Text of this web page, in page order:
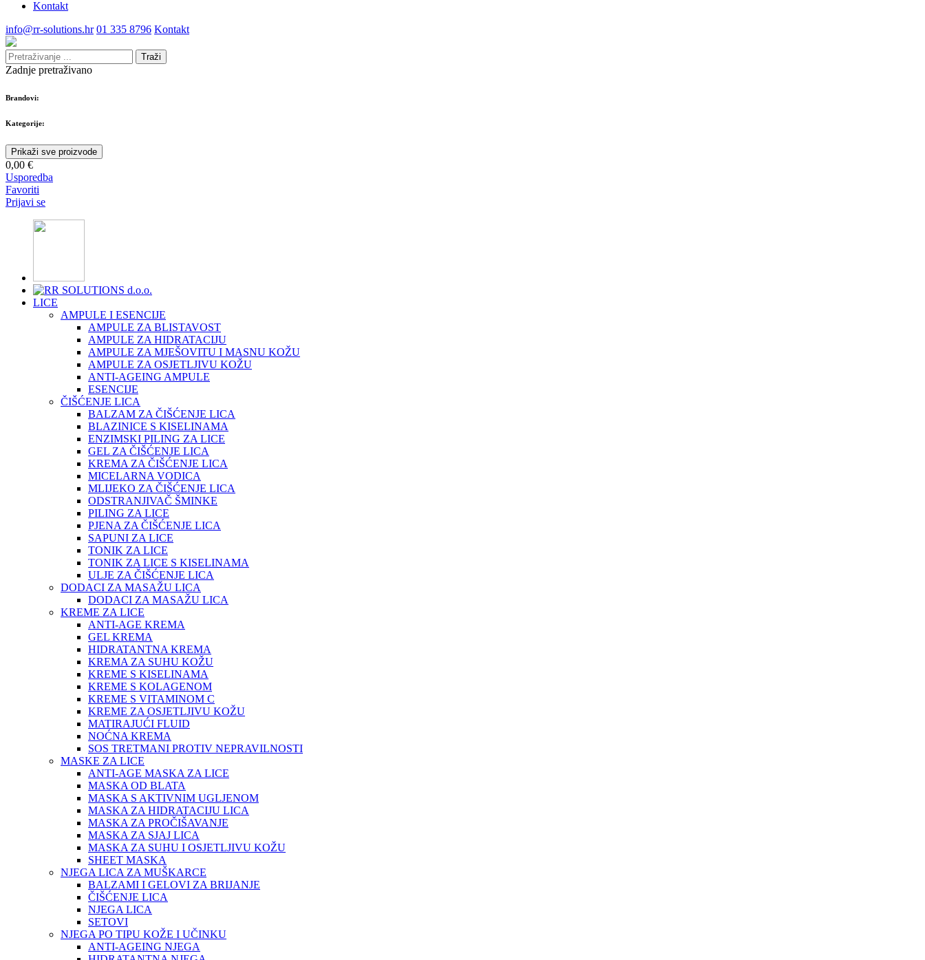
Kontakt
info@rr-solutions.hr 01 335 8796 Kontakt
Traži
Zadnje pretraživano
Brandovi:
Kategorije:
Prikaži sve proizvode
0,00 €
Usporedba
Favoriti
Prijavi se
LICE
AMPULE I ESENCIJE
AMPULE ZA BLISTAVOST
AMPULE ZA HIDRATACIJU
AMPULE ZA MJEŠOVITU I MASNU KOŽU
AMPULE ZA OSJETLJIVU KOŽU
ANTI-AGEING AMPULE
ESENCIJE
ČIŠĆENJE LICA
BALZAM ZA ČIŠĆENJE LICA
BLAZINICE S KISELINAMA
ENZIMSKI PILING ZA LICE
GEL ZA ČIŠĆENJE LICA
KREMA ZA ČIŠĆENJE LICA
MICELARNA VODICA
MLIJEKO ZA ČIŠĆENJE LICA
ODSTRANJIVAČ ŠMINKE
PILING ZA LICE
PJENA ZA ČIŠĆENJE LICA
SAPUNI ZA LICE
TONIK ZA LICE
TONIK ZA LICE S KISELINAMA
ULJE ZA ČIŠĆENJE LICA
DODACI ZA MASAŽU LICA
DODACI ZA MASAŽU LICA
KREME ZA LICE
ANTI-AGE KREMA
GEL KREMA
HIDRATANTNA KREMA
KREMA ZA SUHU KOŽU
KREME S KISELINAMA
KREME S KOLAGENOM
KREME S VITAMINOM C
KREME ZA OSJETLJIVU KOŽU
MATIRAJUĆI FLUID
NOĆNA KREMA
SOS TRETMANI PROTIV NEPRAVILNOSTI
MASKE ZA LICE
ANTI-AGE MASKA ZA LICE
MASKA OD BLATA
MASKA S AKTIVNIM UGLJENOM
MASKA ZA HIDRATACIJU LICA
MASKA ZA PROČIŠAVANJE
MASKA ZA SJAJ LICA
MASKA ZA SUHU I OSJETLJIVU KOŽU
SHEET MASKA
NJEGA LICA ZA MUŠKARCE
BALZAMI I GELOVI ZA BRIJANJE
ČIŠĆENJE LICA
NJEGA LICA
SETOVI
NJEGA PO TIPU KOŽE I UČINKU
ANTI-AGEING NJEGA